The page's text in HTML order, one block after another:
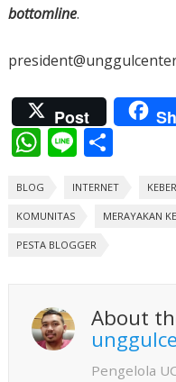
bottomline.
Post
W
at
s
A
p
Li
e
S
ar
e
BLOG INTERNET
KOMUNITAS MERAYAKAN
PESTA BLOGGER
About
Pengelola